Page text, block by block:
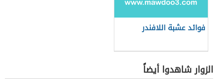
فوائد عشبة اللافندر
الزوار شاهدوا أيضاً